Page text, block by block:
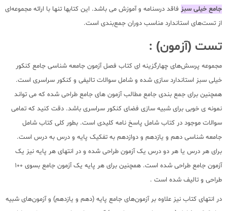
جامع خیلی سبز فاقد درسنامه و آموزش می باشد. این کتابها تنها با ارائه مجموعه‌ای
از تست‌های استاندارد مناسب دوران جمع‌بندی است.
تست (آزمون) :
مجموعه پرسش‌های چهارگزینه ای کتاب فصل آزمون جامعه شناسی جامع کنکور
خیلی سبز استاندارد سازی شده و شامل سوالات تالیفی و کنکور سراسری است.
همچنین برای جمع بندی جامع مطالب آزمون های جامع طراحی شده که می تواند
نمونه ی خوبی برای شبیه سازی فضای کنکور سراسری باشد. دقت کنید که تمامی
سوالات موجود در کتاب شامل پاسخ نامه کلیدی است. بطور کلی کتاب شامل
جامعه شناسی دهم و یازدهم و دوازدهم به تفکیک پایه و درس به درس است.
برای هر درس یا هر دو درس یک آزمون طراحی شده و در انتهای هر پایه نیز یک
آزمون جامع طراحی شده است. همچنین برای هر پایه یک آزمون جامع بسوی 100
طراحی و تالیف شده است .
در انتهای کتاب نیز علاوه بر آزمون‌های جامع پایه (دهم و یازدهم) و آزمون‌های شبیه